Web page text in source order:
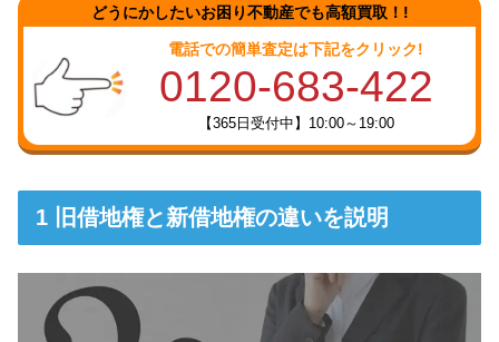
どうにかしたいお困り不動産でも高額買取！!
電話での簡単査定は下記をクリック!
0120-683-422
【365日受付中】10:00～19:00
旧借地権と新借地権の違いを説明